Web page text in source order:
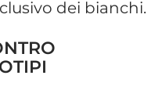
dei bianchi.